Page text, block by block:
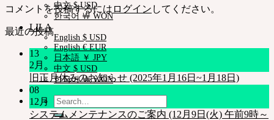
中文 $ USD
한국어 ￦ WON
LILA
English $ USD
English € EUR
日本語 ￥ JPY
中文 $ USD
한국어 ￦ WON
Search
for:
コメントを投稿するには ログイン してください。
最近の投稿
13
2月
旧正月休みのお知らせ (2025年1月16日~1月18日)
08
12月
システムメンテナンスのご案内 (12月9日(火) 午前9時～